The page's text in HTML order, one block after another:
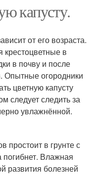
капусту.
от его возраста.
в
в почву и после
Опытные огородники
цветную капусту
следует следить за
увлажнённой.
простоит в грунте с
Влажная
развития болезней